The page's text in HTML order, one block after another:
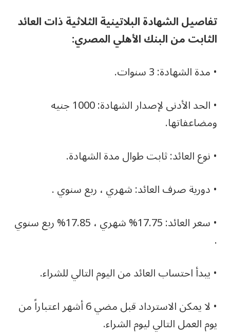
تفاصيل الشهادة البلاتينية الثلاثية ذات العائد
الثابت من البنك الأهلي المصري:
• مدة الشهادة: 3 سنوات.
• الحد الأدنى لإصدار الشهادة: 1000 جنيه
ومضاعفاتها.
• نوع العائد: ثابت طوال مدة الشهادة.
• دورية صرف العائد: شهري ، ربع سنوي .
• سعر العائد: 17.75% شهري ، 17.85% ربع سنوي
.
• يبدأ احتساب العائد من اليوم التالي للشراء.
• لا يمكن الاسترداد قبل مضي 6 أشهر اعتباراً من
يوم العمل التالي ليوم الشراء.